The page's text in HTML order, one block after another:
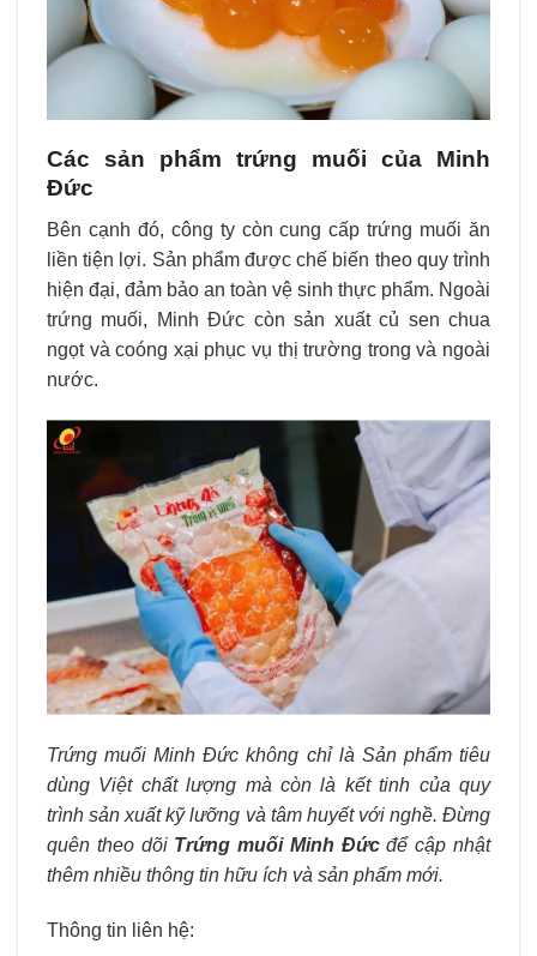
Các sản phẩm trứng muối của Minh
Đức
Bên cạnh đó, công ty còn cung cấptrứng muối ăn
liền tiện lợi. Sản phẩm được chế biến theo quy trình
hiện đại, đảm bảo an toàn vệ sinh thực phẩm. Ngoài
trứng muối, Minh Đức còn sản xuấtcủ sen chua
ngọtvà coóng xại phục vụ thị trường trong và ngoài
nước.
Trứng muối Minh Đức không chỉ là Sản phẩm tiêu
dùng Việt chất lượng mà còn là kết tinh của quy
trình sản xuất kỹ lưỡng và tâm huyết với nghề. Đừng
quên theo dõi Trứng muối Minh Đứcđể cập nhật
thêm nhiều thông tin hữu ích và sản phẩm mới.
Thông tin liên hệ: